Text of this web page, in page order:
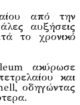
από την
αυξήσεις
το χρονικό
ακύρωσε
και
οδηγώντας